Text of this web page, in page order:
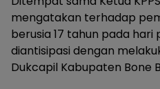
mengatakan terhadap
berusia 17 tahun pada
diantisipasi dengan
Dukcapil Kabupaten Bone